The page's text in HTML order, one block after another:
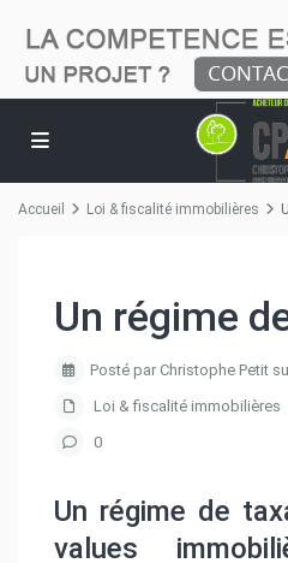
Accueil Loi & fiscalité immobilières
Un régime
Posté par Christophe Petit
Loi & fiscalité immobilières
0
Un régime de
values